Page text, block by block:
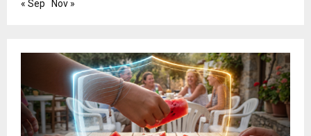
« Sep
Nov »